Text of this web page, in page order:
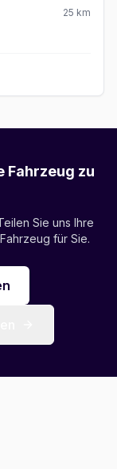
25 km
Fahrzeug zu
Sie uns Ihre
für Sie.